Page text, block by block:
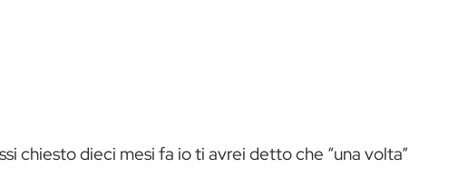
chiesto dieci mesi fa io ti avrei detto che “una volta”